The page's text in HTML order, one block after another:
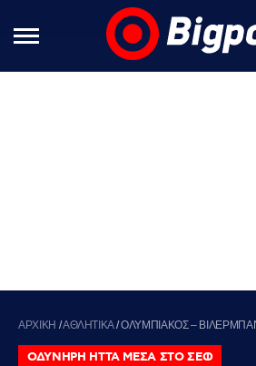
ΑΡΧΙΚΗ /ΑΘΛΗΤΙΚΑ/ΟΛΥΜΠΙΑΚΟΣ –
ΟΔΥΝΗΡΗ ΗΤΤΑ ΜΕΣΑ ΣΤΟ ΣΕΦ